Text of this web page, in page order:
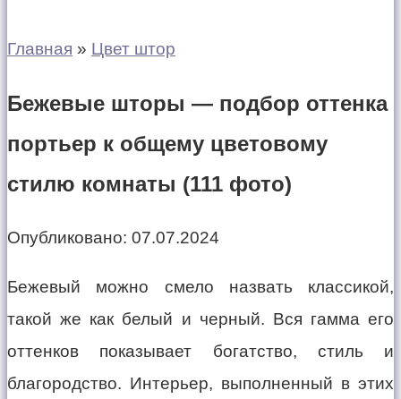
Главная » Цвет штор
Бежевые шторы — подбор оттенка
портьер к общему цветовому
стилю комнаты (111 фото)
Опубликовано: 07.07.2024
Бежевый можно смело назвать классикой,
такой же как белый и черный. Вся гамма его
оттенков показывает богатство, стиль и
благородство. Интерьер, выполненный в этих